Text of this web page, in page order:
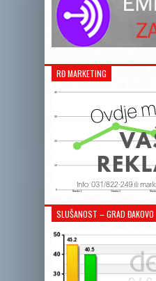
RĐ MARKETING
SLUŠANOST – GRAD ĐAKOVO